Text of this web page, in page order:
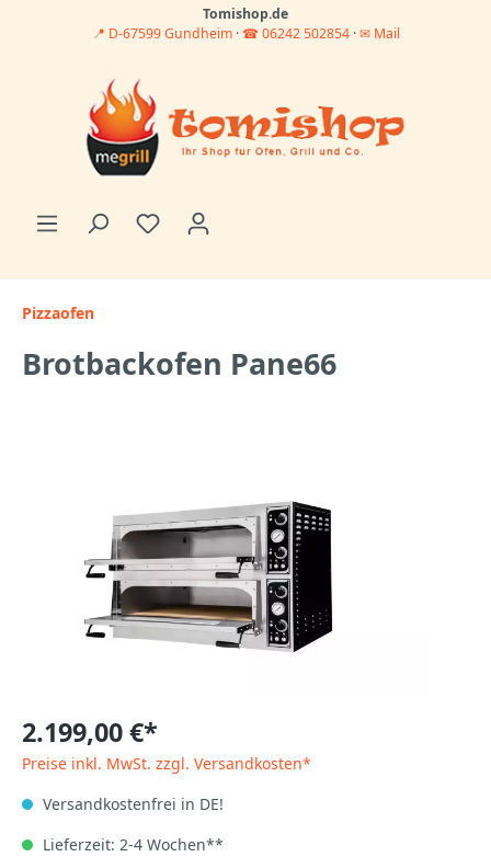
Tomishop.de
📍 D-67599 Gundheim · ☎ 06242 502854·✉ Mail
Pizzaofen
Brotbackofen Pane66
2.199,00 €*
Preise inkl. MwSt. zzgl. Versandkosten*
Versandkostenfrei in DE!
Lieferzeit: 2-4 Wochen**